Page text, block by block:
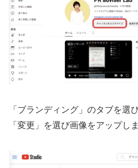
「ブランディング」のタブを選
「変更」を選び画像をアップしま